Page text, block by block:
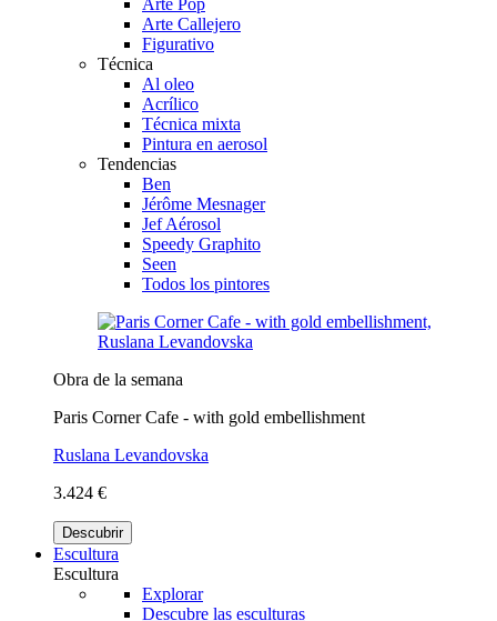
Arte Callejero
Figurativo
Técnica
Al oleo
Acrílico
Técnica mixta
Pintura en aerosol
Tendencias
Ben
Jérôme Mesnager
Jef Aérosol
Speedy Graphito
Seen
Todos los pintores
Obra de la semana
Paris Corner Cafe - with gold embellishment
Ruslana Levandovska
3.424 €
Descubrir
Escultura
Escultura
Explorar
Descubre las esculturas